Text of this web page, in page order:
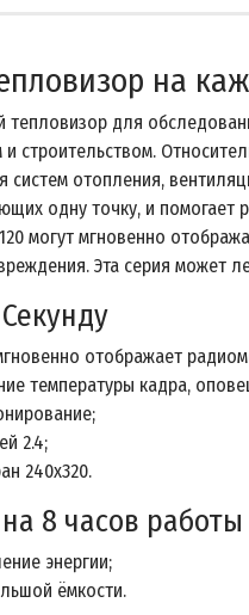
на
тепловизор для
строительством.
систем отопления,
одну точку, и помогает
могут мгновенно
Эта серия может
отображает
температуры кадра,
2.4;
240x320.
8 часов работы
энергии;
ёмкости.